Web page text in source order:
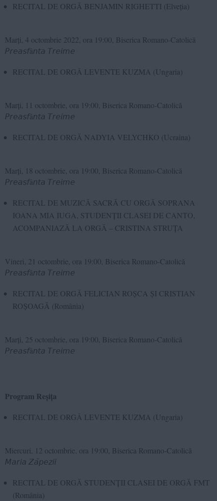
RECITAL DE ORGĂ BENJAMIN RIGHETTI (Elveția)
Marți, 4 octombrie 2022, ora 19:00, Biserica Romano-Catolică
𝘗𝘳𝘦𝘢𝘴𝘧â𝘯𝘵𝘢 𝘛𝘳𝘦𝘪𝘮𝘦
RECITAL DE ORGĂ LEVENTE KUZMA (Ungaria)
Marți, 11 octombrie, ora 19:00, Biserica Romano-Catolică
𝘗𝘳𝘦𝘢𝘴𝘧â𝘯𝘵𝘢 𝘛𝘳𝘦𝘪𝘮𝘦
RECITAL DE ORGĂ NADYIA VELYCHKO (Ucraina)
Marți, 18 octombrie, ora 19:00, Biserica Romano-Catolică
𝘗𝘳𝘦𝘢𝘴𝘧â𝘯𝘵𝘢 𝘛𝘳𝘦𝘪𝘮𝘦
RECITAL DE MUZICĂ SACRĂ CU ORGĂ SOPRANA
IOANA MIA IUGA, STUDENȚII CLASEI DE CANTO,
ACOMPANIAZĂ LA ORGĂ – CRISTINA STRUȚA
Vineri, 21 octombrie, ora 19:00, Biserica Romano-Catolică
𝘗𝘳𝘦𝘢𝘴𝘧â𝘯𝘵𝘢 𝘛𝘳𝘦𝘪𝘮𝘦
RECITAL DE ORGĂ FELICIAN ROȘCA ȘI CRISTIAN
ROȘOAGĂ (România)
Marți, 25 octombrie, ora 19:00, Biserica Romano-Catolică
𝘗𝘳𝘦𝘢𝘴𝘧â𝘯𝘵𝘢 𝘛𝘳𝘦𝘪𝘮𝘦
Program Reșița
RECITAL DE ORGĂ LEVENTE KUZMA (Ungaria)
Miercuri, 12 octombrie, ora 19:00, Biserica Romano-Catolică
𝘔𝘢𝘳𝘪𝘢 𝘡𝘢̆𝘱𝘦𝘻𝘪𝘪
RECITAL DE ORGĂ STUDENȚII CLASEI DE ORGĂ FMT
(România)